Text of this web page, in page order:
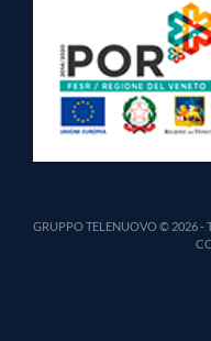
GRUPPO TELENUOVO © 2026 -